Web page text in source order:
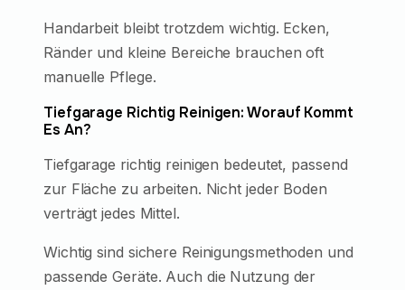
Handarbeit bleibt trotzdem wichtig. Ecken,
Ränder und kleine Bereiche brauchen oft
manuelle Pflege.
Tiefgarage Richtig Reinigen: Worauf Kommt
Es An?
Tiefgarage richtig reinigen bedeutet, passend
zur Fläche zu arbeiten. Nicht jeder Boden
verträgt jedes Mittel.
Wichtig sind sichere Reinigungsmethoden und
passende Geräte. Auch die Nutzung der